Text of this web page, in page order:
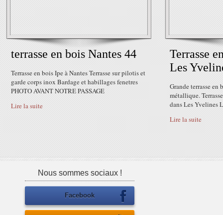
terrasse en bois Nantes 44
Terrasse en bois Ipe à Nantes Terrasse sur pilotis et
garde corps inox Bardage et habillages fenetres
PHOTO AVANT NOTRE PASSAGE
Lire la suite
Terrasse
Les
Grande terrasse en
métallique.
dans Les Yvelines
Lire la suite
Nous sommes sociaux !
Facebook